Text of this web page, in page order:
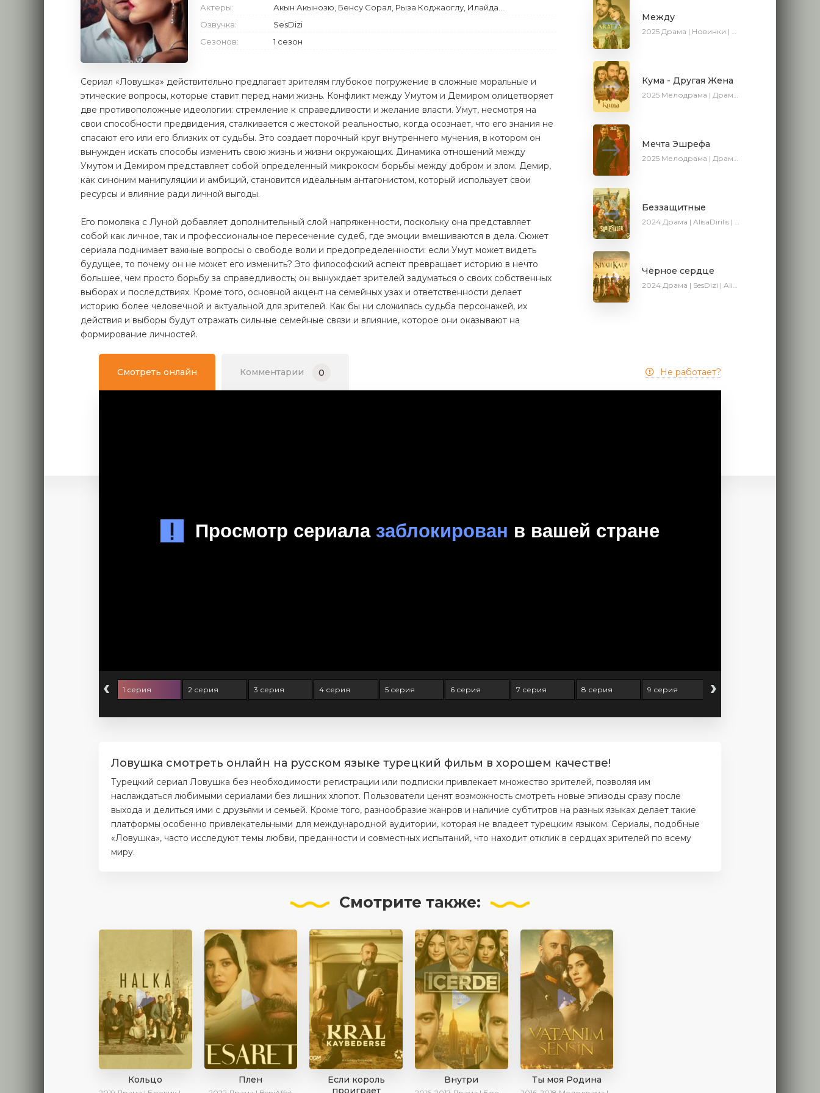
Комедия
Актеры:
Акын Акынозю, Бенсу Сорал, Рыза Коджаоглу, Илайда...
Озвучка:
SesDizi
Сезонов:
1 сезон
Сериал «Ловушка» действительно предлагает зрителям глубокое погружение в сложные моральные и
этические вопросы, которые ставит перед нами жизнь. Конфликт между Умутом и Демиром олицетворяет
две противоположные идеологии: стремление к справедливости и желание власти. Умут, несмотря на
свои способности предвидения, сталкивается с жестокой реальностью, когда осознает, что его знания не
спасают его или его близких от судьбы. Это создает порочный круг внутреннего мучения, в котором он
вынужден искать способы изменить свою жизнь и жизни окружающих. Динамика отношений между
Умутом и Демиром представляет собой определенный микрокосм борьбы между добром и злом. Демир,
как синоним манипуляции и амбиций, становится идеальным антагонистом, который использует свои
ресурсы и влияние ради личной выгоды.
Его помолвка с Луной добавляет дополнительный слой напряженности, поскольку она представляет
собой как личное, так и профессиональное пересечение судеб, где эмоции вмешиваются в дела. Сюжет
сериала поднимает важные вопросы о свободе воли и предопределенности: если Умут может видеть
будущее, то почему он не может его изменить? Это философский аспект превращает историю в нечто
большее, чем просто борьбу за справедливость; он вынуждает зрителей задуматься о своих собственных
выборах и последствиях. Кроме того, основной акцент на семейных узах и ответственности делает
историю более человечной и актуальной для зрителей. Как бы ни сложилась судьба персонажей, их
действия и выборы будут отражать сильные семейные связи и влияние, которое они оказывают на
формирование личностей.
Между
2025 Драма | Новинки | Сериалы 2025
Кума - Другая Жена
2025 Мелодрама | Драма | Новинки | Сериалы 2025
Мечта Эшрефа
2025 Мелодрама | Драма | SesDizi | Новинки | Сериалы 2025
Беззащитные
2024 Драма | AlisaDirilis | Сериалы 2024
Чёрное сердце
2024 Драма | SesDizi | AlisaDirilis | Сериалы 2024
Смотреть онлайн Комментарии 0 Не работает?
‹ 1 серия 2 серия 3 серия 4 серия 5 серия 6 серия 7 серия 8 серия 9 серия 10 серия
›
Ловушка смотреть онлайн на русском языке турецкий фильм в хорошем качестве!
Турецкий сериал Ловушка без необходимости регистрации или подписки привлекает множество зрителей, позволяя им
наслаждаться любимыми сериалами без лишних хлопот. Пользователи ценят возможность смотреть новые эпизоды сразу после
выхода и делиться ими с друзьями и семьей. Кроме того, разнообразие жанров и наличие субтитров на разных языках делает такие
платформы особенно привлекательными для международной аудитории, которая не владеет турецким языком. Сериалы, подобные
«Ловушка», часто исследуют темы любви, преданности и совместных испытаний, что находит отклик в сердцах зрителей по всему
миру.
Смотрите также:
Кольцо Плен
Если король
проиграет
Внутри Ты моя Родина